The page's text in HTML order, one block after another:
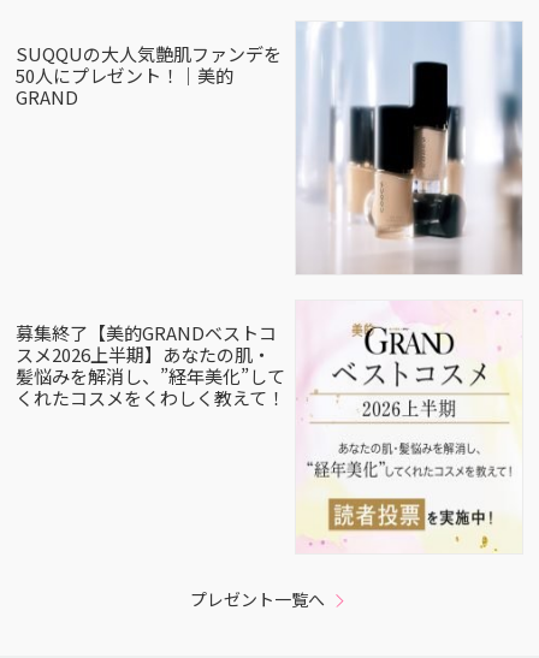
SUQQUの大人気艶肌ファンデを
50人にプレゼント！｜美的
GRAND
募集終了【美的GRANDベストコ
スメ2026上半期】あなたの肌・
髪悩みを解消し、”経年美化”して
くれたコスメをくわしく教えて！
プレゼント一覧へ